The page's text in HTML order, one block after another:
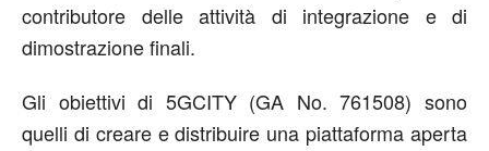
contributore delle attività di integrazione e di
dimostrazione finali.
Gli obiettivi di 5GCITY (GA No. 761508) sono
quelli di creare e distribuire una piattaforma aperta